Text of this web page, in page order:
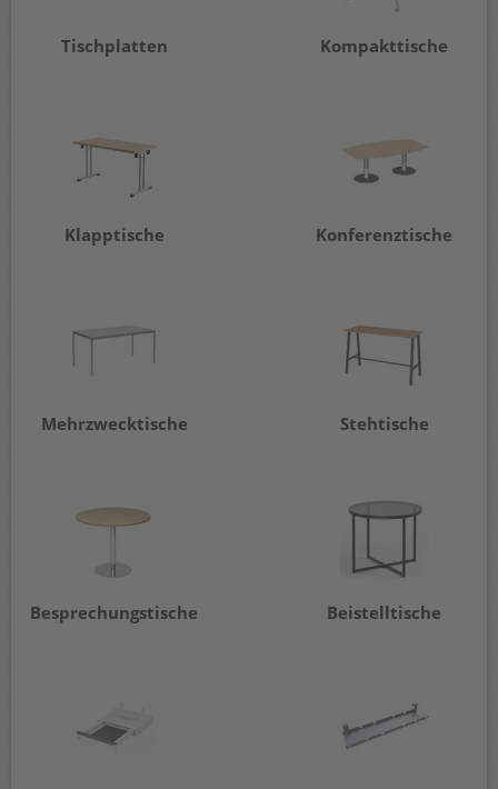
Tischplatten Kompakttische
Klapptische Konferenztische
Mehrzwecktische Stehtische
Besprechungstische Beistelltische